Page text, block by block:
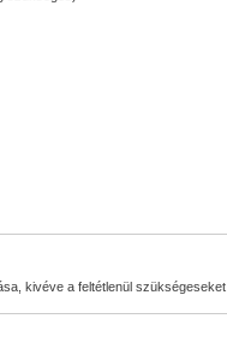
kivéve a feltétlenül szükségeseket.